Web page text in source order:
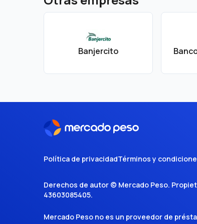
Banjercito
Política de privacidadTérminos y
Derechos de autor © Mercado Peso.
43603085405.
Mercado Peso no es un proveedor de